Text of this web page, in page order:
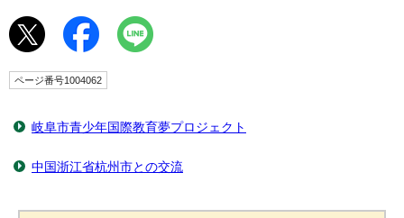
ページ番号1004062
岐阜市青少年国際教育夢プロジェクト
中国浙江省杭州市との交流